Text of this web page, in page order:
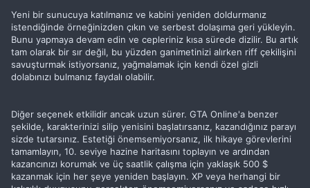
Yeni bir sunucuya katılmanız ve kabini yeniden doldurmanız
istendiğinde örneğinizden çıkın ve serbest dolaşıma geri yükleyin.
Bunu yapmaya devam edin ve cepleriniz kısa sürede dizilir. Bu artık
tam olarak bir sır değil, bu yüzden ganimetinizi alırken riff çekilişini
savuşturmak istiyorsanız, yağmalamak için kendi özel gizli
dolabınızı bulmanız faydalı olabilir.
Diğer seçenek etkilidir ancak uzun sürer. GTA Online'a benzer
şekilde, karakterinizi silip yenisini başlatırsanız, kazandığınız parayı
sizde tutarsınız. Estetiği önemsemiyorsanız, ilk hikaye görevlerini
tamamlayın, 10. seviye hazine haritasını toplayın ve ardından
kazancınızı korumak ve üç saatlik çalışma için yaklaşık 500 $
kazanmak için her şeye yeniden başlayın. XP veya herhangi bir